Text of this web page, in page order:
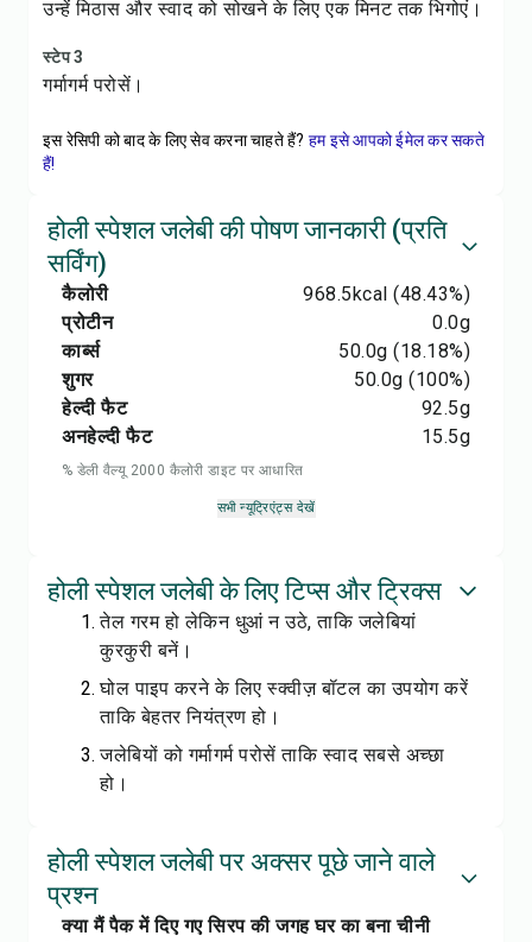
उन्हें मिठास और स्वाद को सोखने के लिए एक मिनट तक भिगोएं।
स्टेप 3
गर्मागर्म परोसें।
इस रेसिपी को बाद के लिए सेव करना चाहते हैं? हम इसे आपको ईमेल कर सकते
हैं!
होली स्पेशल जलेबी की पोषण जानकारी (प्रति
सर्विंग)
कैलोरी 968.5kcal (48.43%)
प्रोटीन
0.0g
कार्ब्स
50.0g (18.18%)
शुगर
50.0g (100%)
हेल्दी फैट
92.5g
अनहेल्दी फैट
15.5g
% डेली वैल्यू 2000 कैलोरी डाइट पर आधारित
सभी न्यूट्रिएंट्स देखें
होली स्पेशल जलेबी के लिए टिप्स और ट्रिक्स
तेल गरम हो लेकिन धुआं न उठे, ताकि जलेबियां
कुरकुरी बनें।
घोल पाइप करने के लिए स्क्वीज़ बॉटल का उपयोग करें
ताकि बेहतर नियंत्रण हो।
जलेबियों को गर्मागर्म परोसें ताकि स्वाद सबसे अच्छा
हो।
होली स्पेशल जलेबी पर अक्सर पूछे जाने वाले
प्रश्न
क्या मैं पैक में दिए गए सिरप की जगह घर का बना चीनी